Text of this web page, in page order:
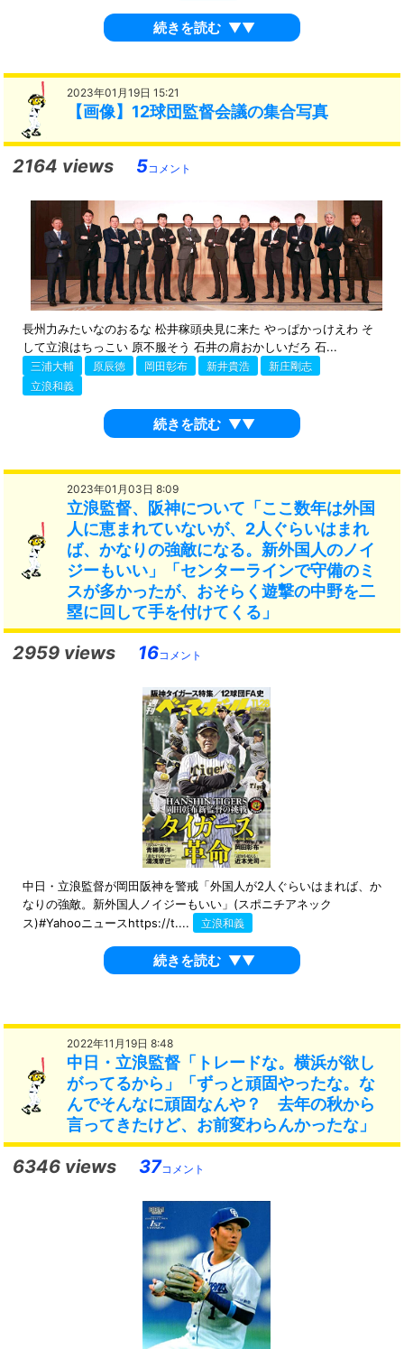
続きを読む ▼▼
2023年01月19日 15:21
【画像】12球団監督会議の集合写真
2164 views 5コメント
長州力みたいなのおるな 松井稼頭央見に来た やっぱかっけえわ そ
して立浪はちっこい 原不服そう 石井の肩おかしいだろ 石...
三浦大輔 原辰徳 岡田彰布 新井貴浩
新庄剛志
立浪和義
続きを読む ▼▼
2023年01月03日 8:09
立浪監督、阪神について「ここ数年は外国
人に恵まれていないが、2人ぐらいはまれ
ば、かなりの強敵になる。新外国人のノイ
ジーもいい」「センターラインで守備のミ
スが多かったが、おそらく遊撃の中野を二
塁に回して手を付けてくる」
2959 views 16コメント
中日・立浪監督が岡田阪神を警戒「外国人が2人ぐらいはまれば、か
なりの強敵。新外国人ノイジーもいい」(スポニチアネック
ス)#Yahooニュースhttps://t....
立浪和義
続きを読む ▼▼
2022年11月19日 8:48
中日・立浪監督「トレードな。横浜が欲し
がってるから」「ずっと頑固やったな。な
んでそんなに頑固なんや？ 去年の秋から
言ってきたけど、お前変わらんかったな」
6346 views 37コメント